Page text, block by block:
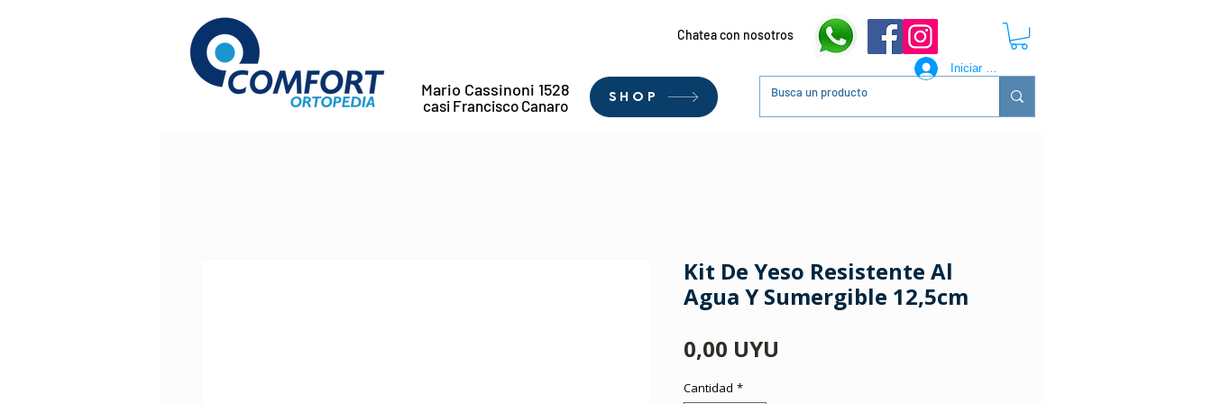
Mario Cassinoni 1528
casi Francisco Canaro
Chatea con nosotros
SHOP
Iniciar sesión
Kit De Yeso Resistente Al
Agua Y Sumergible 12,5cm
0,00 UYU
Cantidad *